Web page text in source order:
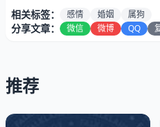
相关标签： 感情 婚姻 属狗
分享文章： 微信 微博 QQ
推荐